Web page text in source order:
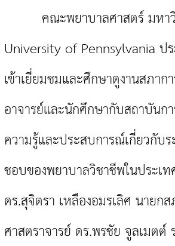
คณะพยาบาลศาสตร์ มหาวิ
University of Pennsylvania ป
เข้าเยี่ยมชมและศึกษาดูงานสภา
อาจารย์และนักศึกษากับสถาบันก
ความรู้และประสบการณ์เกี่ยวกั
ชอบของพยาบาลวิชาชีพในประเ
ดร.สุจิตรา เหลืองอมรเลิศ นายก
ศาสตราจารย์ ดร.พรชัย จูลเมตต์